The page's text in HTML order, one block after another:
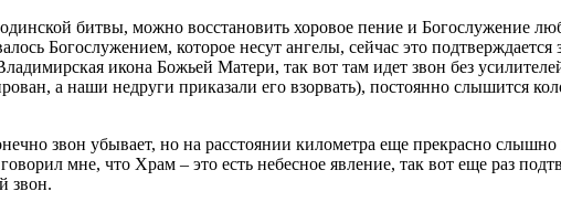
битвы, можно восстановить хоровое пение и Богослужение
Богослужением, которое несут ангелы, сейчас это
икона Божьей Матери, так вот там идет звон без
а наши недруги приказали его взорвать), постоянно слышится
звон убывает, но на расстоянии километра еще прекрасно
мне, что Храм – это есть небесное явление, так вот еще раз
звон.